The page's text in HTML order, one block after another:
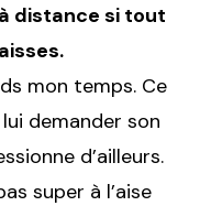
distance si tout
mon temps. Ce
demander son
d’ailleurs.
super à l’aise